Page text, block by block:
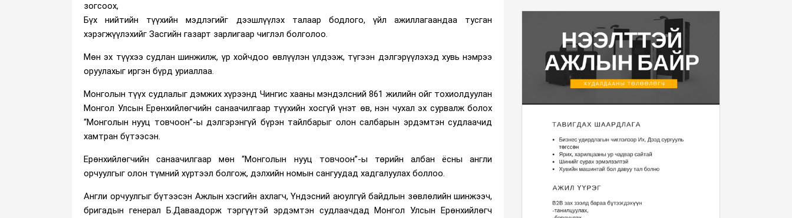
зогсоох,
Бүх нийтийн түүхийн мэдлэгийг дээшлүүлэх талаар бодлого, үйл ажиллагаандаа тусган
хэрэгжүүлэхийг Засгийн газарт зарлигаар чиглэл болголоо.
Мөн эх түүхээ судлан шинжилж, үр хойчдоо өвлүүлэн үлдээж, түгээн дэлгэрүүлэхэд хувь нэмрээ
оруулахыг иргэн бүрд уриаллаа.
Монголын түүх судлалыг дэмжих хүрээнд Чингис хааны мэндэлсний 861 жилийн ойг тохиолдуулан
Монгол Улсын Ерөнхийлөгчийн санаачилгаар түүхийн хосгүй үнэт өв, нэн чухал эх сурвалж болох
“Монголын нууц товчоон”-ы дэлгэрэнгүй бүрэн тайлбарыг олон салбарын эрдэмтэн судлаачид
хамтран бүтээсэн.
Ерөнхийлөгчийн санаачилгаар мөн “Монголын нууц товчоон”-ы төрийн албан ёсны англи
орчуулгыг олон түмний хүртээл болгож, дэлхийн номын сангуудад хадгалуулах боллоо.
Англи орчуулгыг бүтээсэн Ажлын хэсгийн ахлагч, Үндэсний аюулгүй байдлын зөвлөлийн шинжээч,
бригадын генерал Б.Даваадорж тэргүүтэй эрдэмтэн судлаачдад Монгол Улсын Ерөнхийлөгч
тунхагласны баярыг ...
2024/11/25
Монгол Улсын Ерөнхийлөгч
У.Хүрэлсүх БНӨС...
2024/11/22
Монгол Улсын Ерөнхийлөгч
2025 оны Төсвий...
2024/11/20
2024/11/13